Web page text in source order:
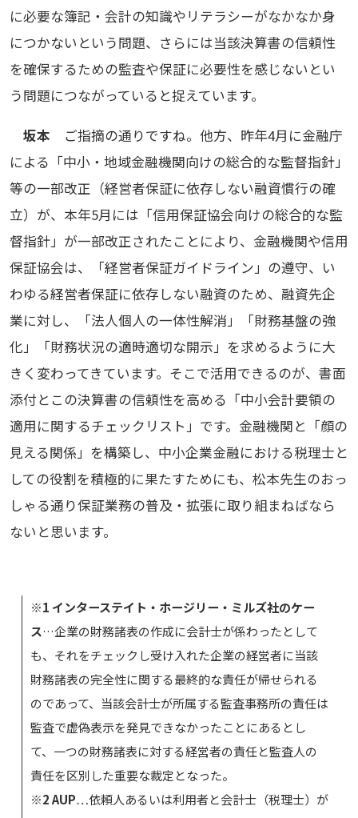
に必要な簿記・会計の知識やリテラシーがなかなか身
につかないという問題、さらには当該決算書の信頼性
を確保するための監査や保証に必要性を感じないとい
う問題につながっていると捉えています。
坂本 ご指摘の通りですね。他方、昨年4月に金融庁
による「中小・地域金融機関向けの総合的な監督指針」
等の一部改正（経営者保証に依存しない融資慣行の確
立）が、本年5月には「信用保証協会向けの総合的な監
督指針」が一部改正されたことにより、金融機関や信用
保証協会は、「経営者保証ガイドライン」の遵守、い
わゆる経営者保証に依存しない融資のため、融資先企
業に対し、「法人個人の一体性解消」「財務基盤の強
化」「財務状況の適時適切な開示」を求めるように大
きく変わってきています。そこで活用できるのが、書面
添付とこの決算書の信頼性を高める「中小会計要領の
適用に関するチェックリスト」です。金融機関と「顔の
見える関係」を構築し、中小企業金融における税理士と
しての役割を積極的に果たすためにも、松本先生のおっ
しゃる通り保証業務の普及・拡張に取り組まねばなら
ないと思います。
※1 インターステイト・ホージリー・ミルズ社のケー
ス…企業の財務諸表の作成に会計士が係わったとして
も、それをチェックし受け入れた企業の経営者に当該
財務諸表の完全性に関する最終的な責任が帰せられる
のであって、当該会計士が所属する監査事務所の責任は
監査で虚偽表示を発見できなかったことにあるとし
て、一つの財務諸表に対する経営者の責任と監査人の
責任を区別した重要な裁定となった。
※2 AUP…依頼人あるいは利用者と会計士（税理士）が